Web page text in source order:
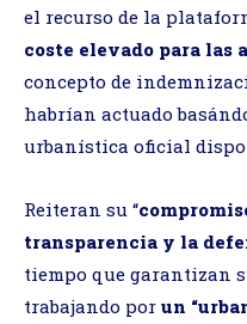
el recurso de la
coste elevado para las
concepto de
habrían actuado
urbanística oficial
Reiteran su “
transparencia y la
tiempo que garantizan
trabajando por un